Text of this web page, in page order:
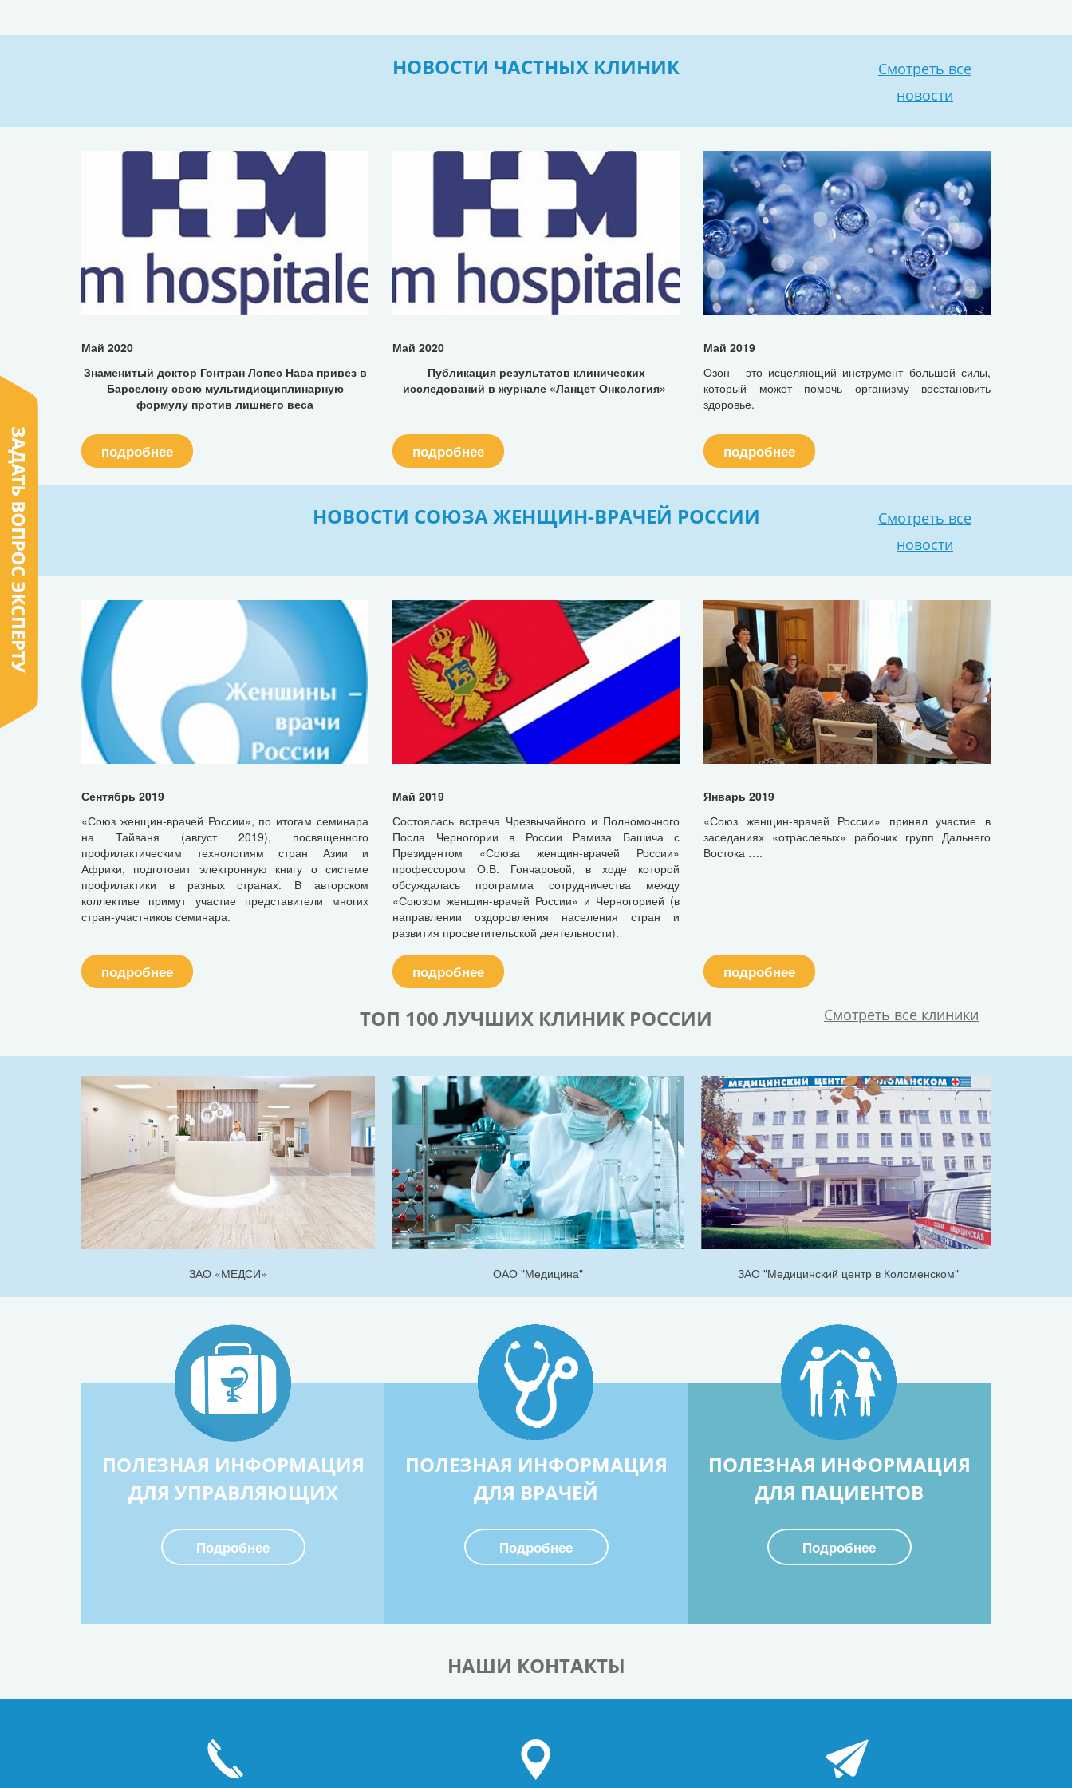
НОВОСТИ ЧАСТНЫХ КЛИНИК
Смотреть все
новости
Май 2020
Знаменитый доктор Гонтран Лопес Нава привез в
Барселону свою мультидисциплинарную
формулу против лишнего веса
подробнее
Май 2020
Публикация результатов клинических
исследований в журнале «Ланцет Онкология»
подробнее
Май 2019
Озон - это исцеляющий инструмент большой силы,
который может помочь организму восстановить
здоровье.
подробнее
НОВОСТИ СОЮЗА ЖЕНЩИН-ВРАЧЕЙ РОССИИ
Смотреть все
новости
Сентябрь 2019
«Союз женщин-врачей России», по итогам семинара
на Тайваня (август 2019), посвященного
профилактическим технологиям стран Азии и
Африки, подготовит электронную книгу о системе
профилактики в разных странах. В авторском
коллективе примут участие представители многих
стран-участников семинара.
подробнее
Май 2019
Состоялась встреча Чрезвычайного и Полномочного
Посла Черногории в России Рамиза Башича с
Президентом «Союза женщин-врачей России»
профессором О.В. Гончаровой, в ходе которой
обсуждалась программа сотрудничества между
«Союзом женщин-врачей России» и Черногорией (в
направлении оздоровления населения стран и
развития просветительской деятельности).
подробнее
Январь 2019
«Союз женщин-врачей России» принял участие в
заседаниях «отраслевых» рабочих групп Дальнего
Востока ….
подробнее
ТОП 100 ЛУЧШИХ КЛИНИК РОССИИ Смотреть все клиники
ЗАО «МЕДСИ» ОАО "Медицина" ЗАО "Медицинский центр в Коломенском"
ПОЛЕЗНАЯ ИНФОРМАЦИЯ
ДЛЯ УПРАВЛЯЮЩИХ
Подробнее
ПОЛЕЗНАЯ ИНФОРМАЦИЯ
ДЛЯ ВРАЧЕЙ
Подробнее
ПОЛЕЗНАЯ ИНФОРМАЦИЯ
ДЛЯ ПАЦИЕНТОВ
Подробнее
НАШИ КОНТАКТЫ